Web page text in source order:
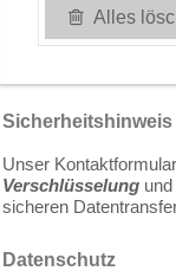
Alles
Sicherheitshinweis
Unser
Verschlüsselung
sicheren
Datenschutz